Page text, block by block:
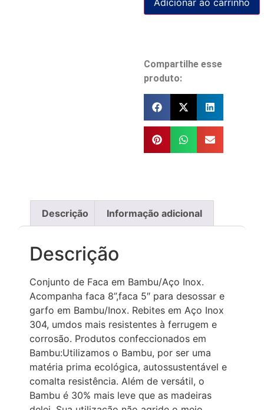
Adicionar ao carrinho
Compartilhe esse
produto:
Descrição Informação adicional
Descrição
Conjunto de Faca em Bambu/Aço Inox.
Acompanha faca 8”,faca 5″ para desossar e
garfo em Bambu/Inox. Rebites em Aço Inox
304, umdos mais resistentes à ferrugem e
corrosão. Produtos confeccionados em
Bambu:Utilizamos o Bambu, por ser uma
matéria prima ecológica, autossustentável e
comalta resistência. Além de versátil, o
Bambu é 30% mais leve que as madeiras